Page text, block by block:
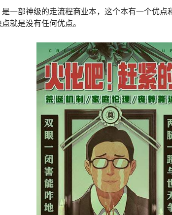
是一部神级的走流程商业本，这个本有一个优
就是没有任何优点。